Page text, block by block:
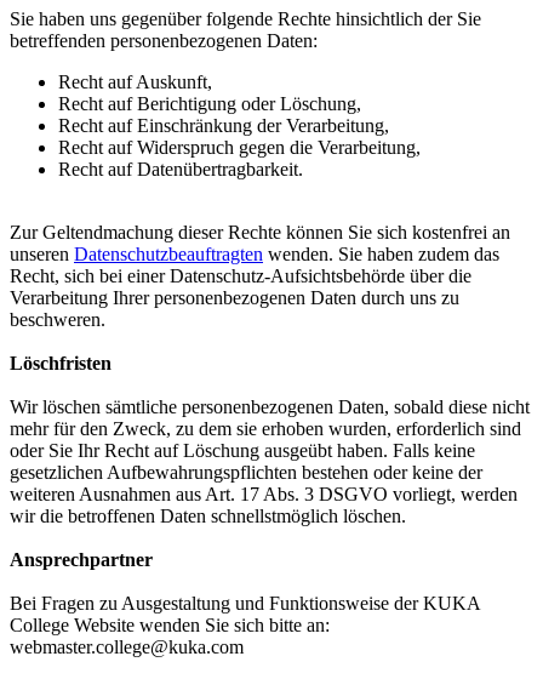
Sie haben uns gegenüber folgende Rechte hinsichtlich der Sie
betreffenden personenbezogenen Daten:
Recht auf Auskunft,
Recht auf Berichtigung oder Löschung,
Recht auf Einschränkung der Verarbeitung,
Recht auf Widerspruch gegen die Verarbeitung,
Recht auf Datenübertragbarkeit.
Zur Geltendmachung dieser Rechte können Sie sich kostenfrei an
unseren Datenschutzbeauftragten wenden. Sie haben zudem das
Recht, sich bei einer Datenschutz-Aufsichtsbehörde über die
Verarbeitung Ihrer personenbezogenen Daten durch uns zu
beschweren.
Löschfristen
Wir löschen sämtliche personenbezogenen Daten, sobald diese nicht
mehr für den Zweck, zu dem sie erhoben wurden, erforderlich sind
oder Sie Ihr Recht auf Löschung ausgeübt haben. Falls keine
gesetzlichen Aufbewahrungspflichten bestehen oder keine der
weiteren Ausnahmen aus Art. 17 Abs. 3 DSGVO vorliegt, werden
wir die betroffenen Daten schnellstmöglich löschen.
Ansprechpartner
Bei Fragen zu Ausgestaltung und Funktionsweise der KUKA
College Website wenden Sie sich bitte an:
webmaster.college@kuka.com